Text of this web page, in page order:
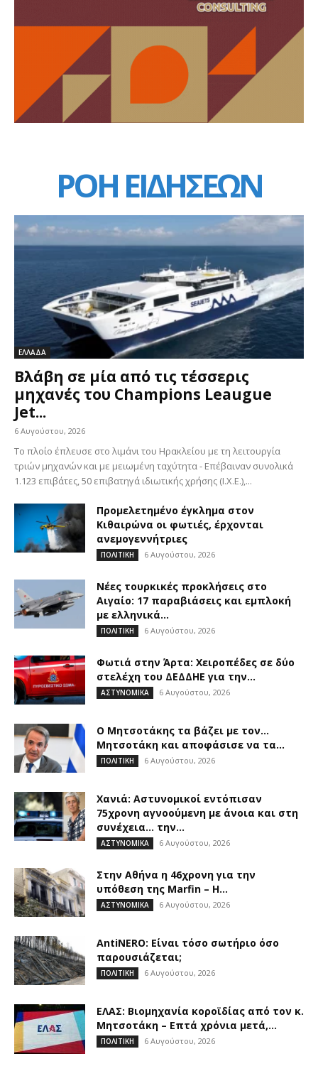
ΡΟΗ ΕΙΔΗΣΕΩΝ
ΕΛΛΑΔΑ
Βλάβη σε μία από τις τέσσερις
μηχανές του Champions Leaugue
Jet...
6 Αυγούστου, 2026
Το πλοίο έπλευσε στο λιμάνι του Ηρακλείου με τη λειτουργία
τριών μηχανών και με μειωμένη ταχύτητα - Επέβαιναν συνολικά
1.123 επιβάτες, 50 επιβατηγά ιδιωτικής χρήσης (Ι.Χ.Ε.),...
Προμελετημένο έγκλημα στον
Κιθαιρώνα οι φωτιές, έρχονται
ανεμογεννήτριες
ΠΟΛΙΤΙΚΗ 6 Αυγούστου, 2026
Νέες τουρκικές προκλήσεις στο
Αιγαίο: 17 παραβιάσεις και εμπλοκή
με ελληνικά...
ΠΟΛΙΤΙΚΗ 6 Αυγούστου, 2026
Φωτιά στην Άρτα: Χειροπέδες σε δύο
στελέχη του ΔΕΔΔΗΕ για την...
ΑΣΤΥΝΟΜΙΚΑ 6 Αυγούστου, 2026
Ο Μητσοτάκης τα βάζει με τον…
Μητσοτάκη και αποφάσισε να τα...
ΠΟΛΙΤΙΚΗ 6 Αυγούστου, 2026
Χανιά: Αστυνομικοί εντόπισαν
75χρονη αγνοούμενη με άνοια και στη
συνέχεια… την...
ΑΣΤΥΝΟΜΙΚΑ 6 Αυγούστου, 2026
Στην Αθήνα η 46χρονη για την
υπόθεση της Marfin – Η...
ΑΣΤΥΝΟΜΙΚΑ 6 Αυγούστου, 2026
AntiNERO: Είναι τόσο σωτήριο όσο
παρουσιάζεται;
ΠΟΛΙΤΙΚΗ 6 Αυγούστου, 2026
ΕΛΑΣ: Βιομηχανία κοροϊδίας από τον κ.
Μητσοτάκη – Επτά χρόνια μετά,...
ΠΟΛΙΤΙΚΗ 6 Αυγούστου, 2026